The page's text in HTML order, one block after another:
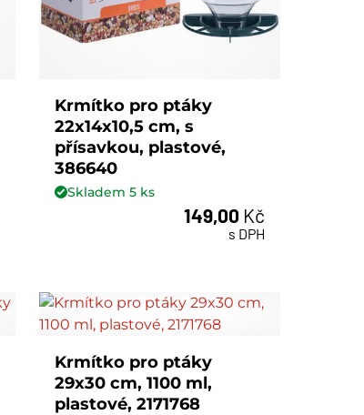
Krmítko pro ptáky
22x14x10,5 cm, s
přísavkou, plastové,
386640
Skladem5 ks
149,00 Kč
s DPH
Krmítko pro ptáky
29x30 cm, 1100 ml,
plastové, 2171768